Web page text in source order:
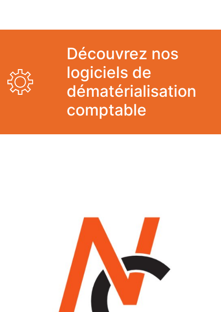
Découvrez nos
logiciels de
dématérialisation
comptable